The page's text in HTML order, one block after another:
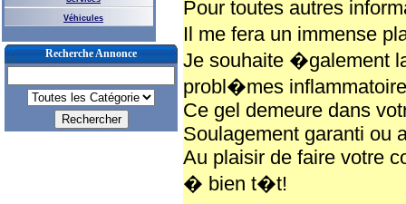
Véhicules
Recherche Annonce
Pour toutes autres
Il me fera un immense
Je souhaite �galement
probl�mes
Ce gel demeure dans
Soulagement garanti ou
Au plaisir de faire votre
� bien t�t!